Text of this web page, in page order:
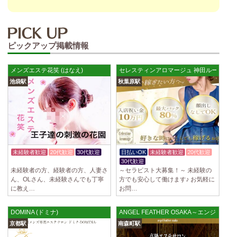
sirena (シレーナ) 春日井ルーム
制服あり、ノルマ、罰金なし 高額報酬が稼げるだけでなく、高待遇や手
厚い福利厚生を完備しております！ぜひご活用ください♪ 指名…
2025/04/12 [伏見駅]
sirena (シレーナ) 錦ルーム
制服あり、ノルマ、罰金なし 高額報酬が稼げるだけでなく、高待遇や手
厚い福利厚生を完備しております！ぜひご活用ください♪ 指名…
2025/04/09
[藤が丘駅]
sirena (シレーナ) 名東ルーム
制服あり、ノルマ、罰金なし 高額報酬が稼げるだけでなく、高待遇や手
厚い福利厚生を完備しております！ぜひご活用ください♪ 指名…
2025/04/08[勝川駅]
Cat’s (キャッツ)
18歳以上（高校生不可） オープンニングセラピストさん大募集！ 営業時
2025/04/05[日本橋駅]
Aroma de Banana (あろばな)
ピックアップ掲載情報
メンズエステ花笑 (はなえ)
池袋駅
未経験者歓迎 20代歓迎
30代歓迎
未経験者の方、経験者の方、人妻さ
ん、OLさん、未経験さんでも丁寧
に教え…
セレスティンアロマージュ 神田ルーム
秋葉原駅
日払いOK 未経験者歓迎
20代歓迎
30代歓迎
～セラピスト大募集！～ 未経験の
方でも安心して働けます♪ お気軽に
お問…
DOMINA (ドミナ)
京都駅
ANGEL FEATHER OSAKA～エンジェ
南森町駅